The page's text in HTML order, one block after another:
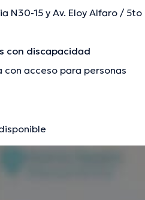
N30-15 y Av. Eloy Alfaro / 5to
con discapacidad
con acceso para personas